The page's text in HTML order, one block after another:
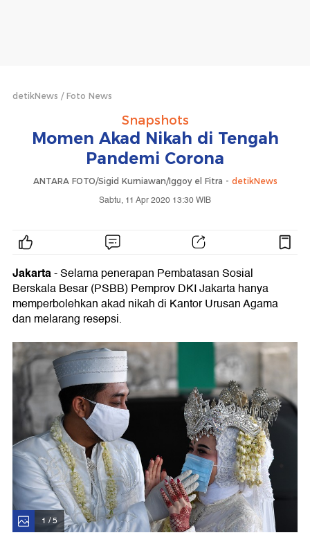
detikNews Foto News
Snapshots
Momen Akad Nikah di Tengah
Pandemi Corona
ANTARA FOTO/Sigid Kurniawan/Iggoy el Fitra - detikNews
Sabtu, 11 Apr 2020 13:30 WIB
Jakarta- Selama penerapan Pembatasan Sosial
Berskala Besar (PSBB) Pemprov DKI Jakarta hanya
memperbolehkan akad nikah di Kantor Urusan Agama
dan melarang resepsi.
1 / 5